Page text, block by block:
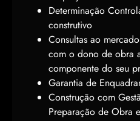
Determinação
construtivo
Consultas ao
com o dono de obra
componente do seu
Garantia de
Construção com
Preparação de Obra